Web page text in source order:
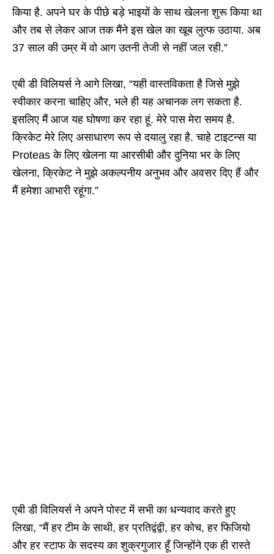
किया है. अपने घर के पीछे बड़े भाइयों के साथ खेलना शुरू किया था
और तब से लेकर आज तक मैंने इस खेल का खूब लुत्फ उठाया. अब
37 साल की उम्र में वो आग उतनी तेजी से नहीं जल रही.”
एबी डी विलियर्स ने आगे लिखा, “यही वास्तविकता है जिसे मुझे
स्वीकार करना चाहिए और, भले ही यह अचानक लग सकता है.
इसलिए मैं आज यह घोषणा कर रहा हूं. मेरे पास मेरा समय है.
क्रिकेट मेरे लिए असाधारण रूप से दयालु रहा है. चाहे टाइटन्स या
Proteas के लिए खेलना या आरसीबी और दुनिया भर के लिए
खेलना, क्रिकेट ने मुझे अकल्पनीय अनुभव और अवसर दिए हैं और
मैं हमेशा आभारी रहूंगा.”
एबी डी विलियर्स ने अपने पोस्ट में सभी का धन्यवाद करते हुए
लिखा, “मैं हर टीम के साथी, हर प्रतिद्वंद्वी, हर कोच, हर फिजियो
और हर स्टाफ के सदस्य का शुक्रगुजार हूँ जिन्होंने एक ही रास्ते